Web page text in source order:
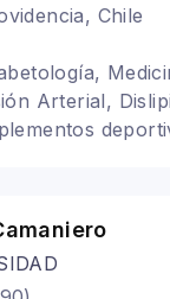
Chile
Arterial,